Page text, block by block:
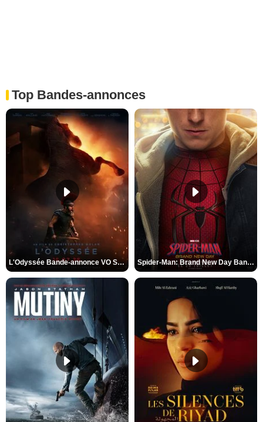
Top Bandes-annonces
L'Odyssée Bande-annonce VO STFR Spider-Man: Brand New Day Bande-annonce VO STFR